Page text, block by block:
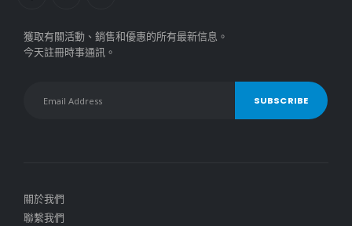
獲取有關活動、銷售和優惠的所有最新信息。
今天註冊時事通訊。
關於我們
聯繫我們